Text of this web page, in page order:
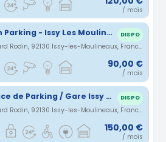
/ mois
Location Parking - Issy Les Moulineaux DISPO
66 Boulevard Rodin, 92130 Issy-les-Moulineaux, France · 3.1 km
90,00 €
/ mois
Box / Place de Parking / Gare Issy RER DISPO
66 Boulevard Rodin, 92130 Issy-les-Moulineaux, France · 3.1 km
150,00 €
/ mois